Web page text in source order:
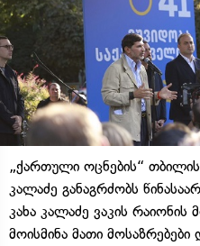
„ქართული ოცნების“
კალაძე განაგრძობს
კახა კალაძე ვაკის რაიონის
მოისმინა მათი